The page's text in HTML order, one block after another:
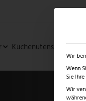
Küchenutensilien
Wir
Wenn
Sie
Wir